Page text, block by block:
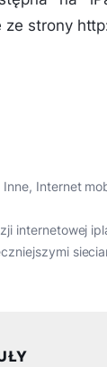
ze strony
Inne, Internet
internetowej